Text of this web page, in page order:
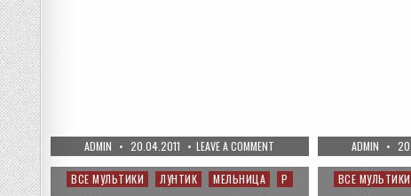
AUTHOR:
ADMIN PUBLISHED
DATE:
20.04.2011 LEAVE A COMMENT
СМЕШАРИКИ
—
РОЯЛЬ
AUTHOR:
ADMIN
Posted
ВСЕ МУЛЬТИКИ ЛУНТИК МЕЛЬНИЦА Р
Posted
ВСЕ МУЛЬТИКИ